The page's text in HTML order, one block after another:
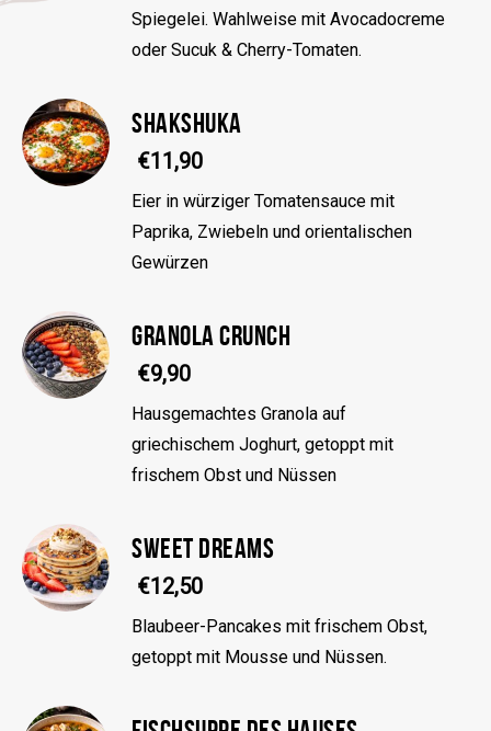
Spiegelei. Wahlweise mit Avocadocreme
oder Sucuk & Cherry-Tomaten.
SHAKSHUKA
€11,90
Eier in würziger Tomatensauce mit
Paprika, Zwiebeln und orientalischen
Gewürzen
GRANOLA CRUNCH
€9,90
Hausgemachtes Granola auf
griechischem Joghurt, getoppt mit
frischem Obst und Nüssen
SWEET DREAMS
€12,50
Blaubeer-Pancakes mit frischem Obst,
getoppt mit Mousse und Nüssen.